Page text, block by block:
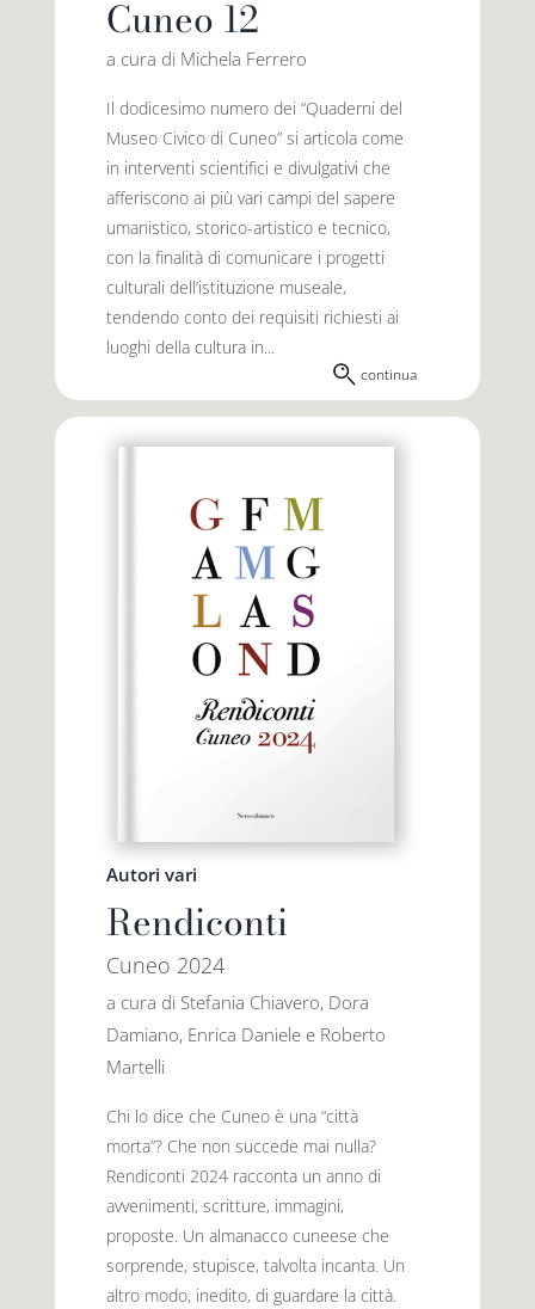
Cuneo 12
a cura di Michela Ferrero
Il dodicesimo numero dei “Quaderni del
Museo Civico di Cuneo” si articola come
in interventi scientifici e divulgativi che
afferiscono ai più vari campi del sapere
umanistico, storico-artistico e tecnico,
con la finalità di comunicare i progetti
culturali dell’istituzione museale,
tendendo conto dei requisiti richiesti ai
luoghi della cultura in...
continua
Autori vari
Rendiconti
Cuneo 2024
a cura di Stefania Chiavero, Dora
Damiano, Enrica Daniele e Roberto
Martelli
Chi lo dice che Cuneo è una “città
morta”? Che non succede mai nulla?
Rendiconti 2024 racconta un anno di
avvenimenti, scritture, immagini,
proposte. Un almanacco cuneese che
sorprende, stupisce, talvolta incanta. Un
altro modo, inedito, di guardare la città.